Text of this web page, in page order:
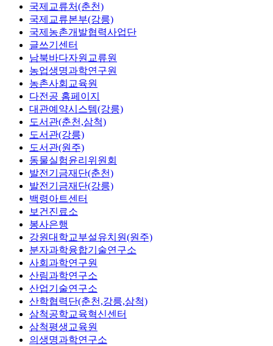
국제교류처(춘천)
국제교류본부(강릉)
국제농촌개발협력사업단
글쓰기센터
남북바다자원교류원
농업생명과학연구원
농촌사회교육원
다전공 홈페이지
대관예약시스템(강릉)
도서관(춘천,삼척)
도서관(강릉)
도서관(원주)
동물실험윤리위원회
발전기금재단(춘천)
발전기금재단(강릉)
백령아트센터
보건진료소
봉사은행
강원대학교부설유치원(원주)
분자과학융합기술연구소
사회과학연구원
산림과학연구소
산업기술연구소
산학협력단(춘천,강릉,삼척)
삼척공학교육혁신센터
삼척평생교육원
의생명과학연구소